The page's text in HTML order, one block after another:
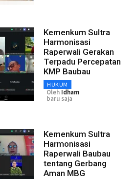
Kemenkum Sultra
Harmonisasi
Raperwali Gerakan
Terpadu Percepatan
KMP Baubau
HUKUM
Oleh Idham
baru saja
Kemenkum Sultra
Harmonisasi
Raperwali Baubau
tentang Gerbang
Aman MBG